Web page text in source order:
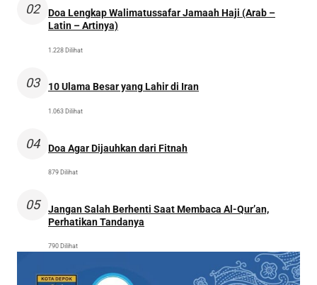
02
Doa Lengkap Walimatussafar Jamaah Haji (Arab –
Latin – Artinya)
1.228 Dilihat
03 10 Ulama Besar yang Lahir di Iran
1.063 Dilihat
04 Doa Agar Dijauhkan dari Fitnah
879 Dilihat
05
Jangan Salah Berhenti Saat Membaca Al-Qur’an,
Perhatikan Tandanya
790 Dilihat